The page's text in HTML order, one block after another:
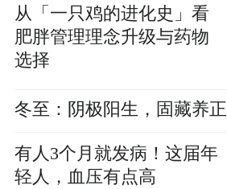
从「一只鸡的进化史」看
肥胖管理理念升级与药物
选择
冬至：阴极阳生，固藏养正
有人3个月就发病！这届年
轻人，血压有点高